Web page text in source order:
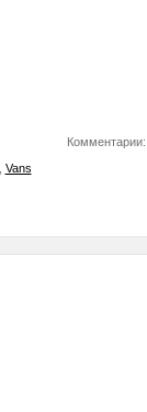
Комментарии:
Vans